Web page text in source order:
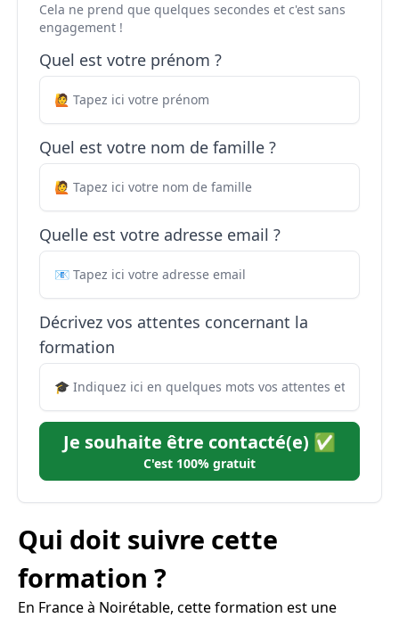
Cela ne prend que quelques secondes et c'est sans
engagement !
Quel est votre prénom ?
Quel est votre nom de famille ?
Quelle est votre adresse email ?
Décrivez vos attentes concernant la
formation
Je souhaite être contacté(e) ✅
C'est 100% gratuit
Qui doit suivre cette
formation ?
En France à Noirétable, cette formation est une